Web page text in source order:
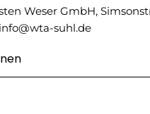
Weser GmbH,
suhl.de